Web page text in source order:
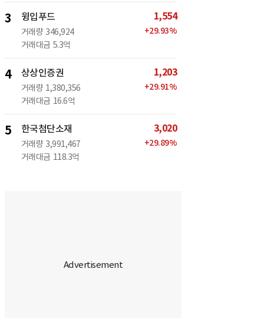
3 윙입푸드
거래량 346,924
거래대금 5.3억
1,554
+29.93%
4 상상인증권
거래량 1,380,356
거래대금 16.6억
1,203
+29.91%
5 한국첨단소재
거래량 3,991,467
거래대금 118.3억
3,020
+29.89%